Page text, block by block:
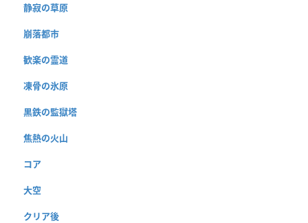
静寂の草原
崩落都市
歓楽の霊道
凍骨の氷原
黒鉄の監獄塔
焦熱の火山
コア
大空
クリア後